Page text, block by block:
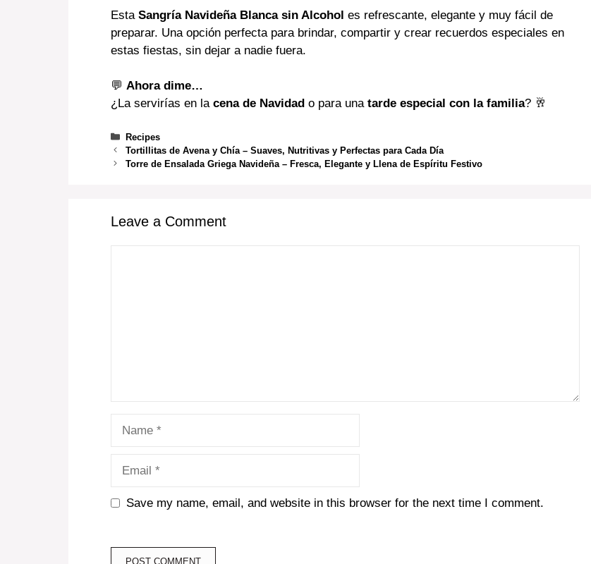
Esta Sangría Navideña Blanca sin Alcohol es refrescante, elegante y muy fácil de
preparar. Una opción perfecta para brindar, compartir y crear recuerdos especiales en
estas fiestas, sin dejar a nadie fuera.
💬 Ahora dime…
¿La servirías en la cena de Navidad o para una tarde especial con la familia? 🥂
Categories
Recipes
Tortillitas de Avena y Chía – Suaves, Nutritivas y Perfectas para Cada Día
Torre de Ensalada Griega Navideña – Fresca, Elegante y Llena de Espíritu Festivo
Leave a Comment
Save my name, email, and website in this browser for the next time I comment.